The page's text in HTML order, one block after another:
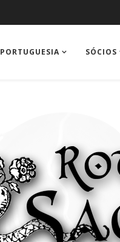
PORTUGUESIA SÓCIOS